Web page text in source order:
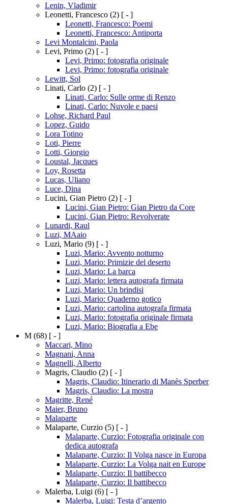
Lenin, Vladimir
Leonetti, Francesco (2) [ - ]
Leonetti, Francesco: Poemi
Leonetti, Francesco: Antiporta
Levi Montalcini, Paola
Levi, Primo (2) [ - ]
Levi, Primo: fotografia originale
Levi, Primo: fotografia originale
Lewitt, Sol
Linati, Carlo (2) [ - ]
Linati, Carlo: Sulle orme di Renzo
Linati, Carlo: Nuvole e paesi
Lohse, Richard Paul
Lopez, Guido
Lora Totino
Loti, Pierre
Lotti, Giorgio
Loustal, Jacques
Loy, Rosetta
Lucas, Uliano
Luce, Dina
Lucini, Gian Pietro (2) [ - ]
Lucini, Gian Pietro: Gian Pietro da Core
Lucini, Gian Pietro: Revolverate
Lunardi, Raul
Luzi, MAaio
Luzi, Mario (9) [ - ]
Luzi, Mario: Avvento notturno
Luzi, Mario: Primizie del deserto
Luzi, Mario: La barca
Luzi, Mario: lettera autografa firmata
Luzi, Mario: Un brindisi
Luzi, Mario: Quaderno gotico
Luzi, Mario: cartolina autografa firmata
Luzi, Mario: fotografia originale firmata
Luzi, Mario: Biografia a Ebe
M (68) [ - ]
Maccari, Mino
Magnani, Anna
Magnelli, Alberto
Magris, Claudio (2) [ - ]
Magris, Claudio: Itinerario di Manès Sperber
Magris, Claudio: La mostra
Magritte, René
Maier, Bruno
Malaparte
Malaparte, Curzio (5) [ - ]
Malaparte, Curzio: Fotografia originale con
dedica autografa
Malaparte, Curzio: Il Volga nasce in Europa
Malaparte, Curzio: La Volga nait en Europe
Malaparte, Curzio: Il battibecco
Malaparte, Curzio: Il battibecco
Malerba, Luigi (6) [ - ]
Malerba, Luigi: Testa d’argento